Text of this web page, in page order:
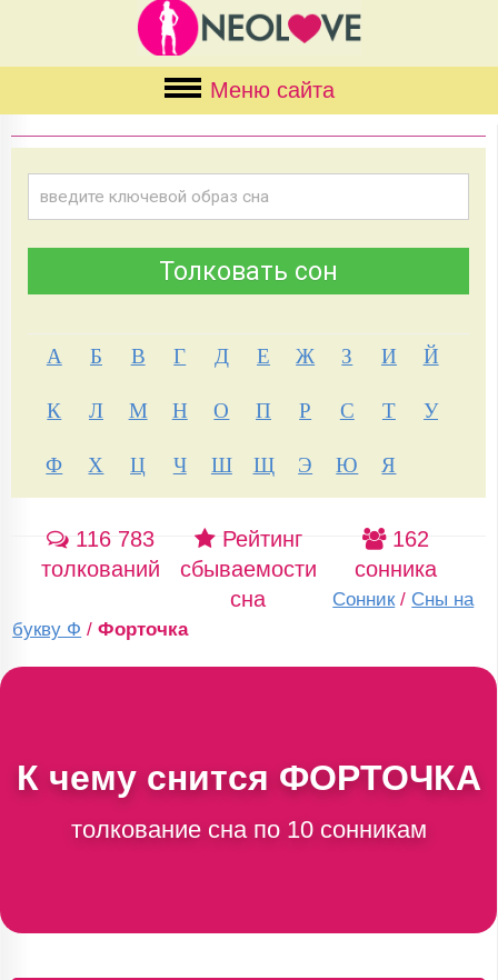
Меню сайта
А Б В Г Д Е Ж З И
Й
К
Л М Н О П Р С Т
У
Ф
Х Ц Ч Ш Щ Э Ю Я
116 783
толкований
Рейтинг
сбываемости
сна
162
сонника
Сонник / Сны на
букву Ф /Форточка
К чему снится ФОРТОЧКА
толкование сна по 10 сонникам